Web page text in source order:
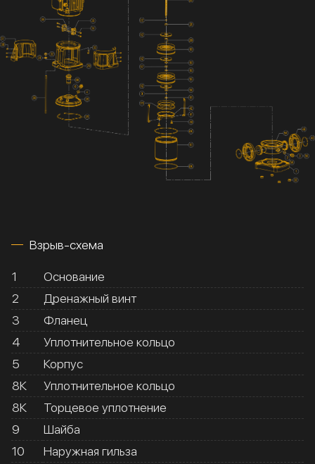
Взрыв-схема
1
Основание
2
Дренажный винт
3
Фланец
4
Уплотнительное кольцо
5
Корпус
8К
Уплотнительное кольцо
8К
Торцевое уплотнение
9
Шайба
10
Наружная гильза